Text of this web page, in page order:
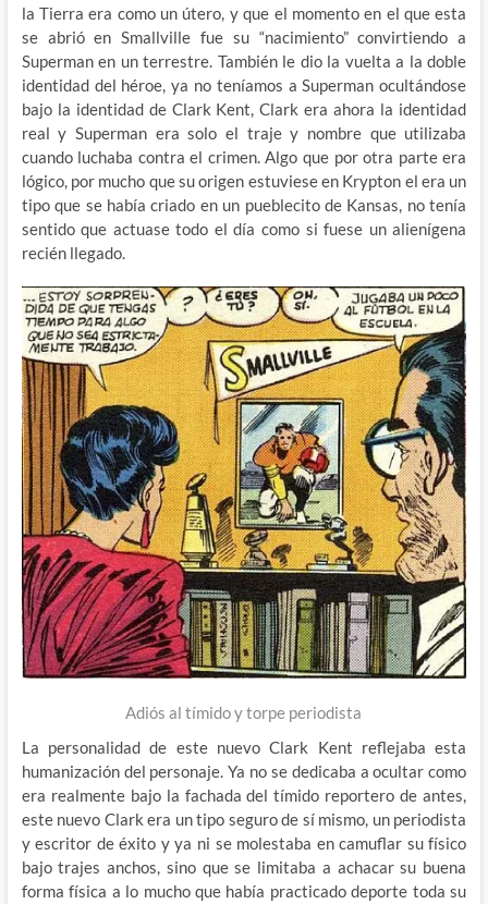
la Tierra era como un útero, y que el momento en el que esta
se abrió en Smallville fue su “nacimiento” convirtiendo a
Superman en un terrestre. También le dio la vuelta a la doble
identidad del héroe, ya no teníamos a Superman ocultándose
bajo la identidad de Clark Kent, Clark era ahora la identidad
real y Superman era solo el traje y nombre que utilizaba
cuando luchaba contra el crimen. Algo que por otra parte era
lógico, por mucho que su origen estuviese en Krypton el era un
tipo que se había criado en un pueblecito de Kansas, no tenía
sentido que actuase todo el día como si fuese un alienígena
recién llegado.
Adiós al tímido y torpe periodista
La personalidad de este nuevo Clark Kent reflejaba esta
humanización del personaje. Ya no se dedicaba a ocultar como
era realmente bajo la fachada del tímido reportero de antes,
este nuevo Clark era un tipo seguro de sí mismo, un periodista
y escritor de éxito y ya ni se molestaba en camuflar su físico
bajo trajes anchos, sino que se limitaba a achacar su buena
forma física a lo mucho que había practicado deporte toda su